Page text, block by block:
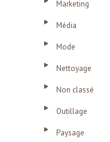
Marketing
Média
Mode
Nettoyage
Non classé
Outillage
Paysage